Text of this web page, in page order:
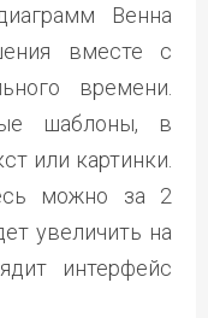
Венна
вместе с
времени.
шаблоны, в
или картинки.
можно за 2
увеличить на
интерфейс